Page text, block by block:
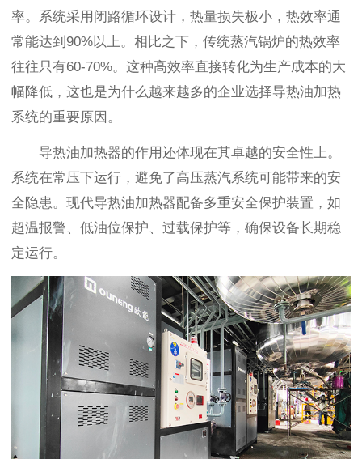
率。系统采用闭路循环设计，热量损失极小，热效率通
常能达到90%以上。相比之下，传统蒸汽锅炉的热效率
往往只有60-70%。这种高效率直接转化为生产成本的大
幅降低，这也是为什么越来越多的企业选择导热油加热
系统的重要原因。
导热油加热器的作用还体现在其卓越的安全性上。
系统在常压下运行，避免了高压蒸汽系统可能带来的安
全隐患。现代导热油加热器配备多重安全保护装置，如
超温报警、低油位保护、过载保护等，确保设备长期稳
定运行。